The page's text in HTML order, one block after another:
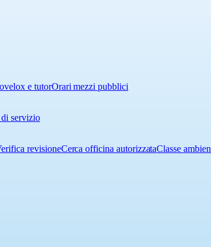
e tutorOrari mezzi pubblici
servizio
revisioneCerca officina autorizzataClasse